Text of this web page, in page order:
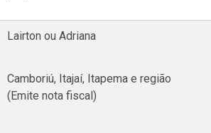
Lairton ou Adriana
Camboriú, Itajaí, Itapema e região
(Emite nota fiscal)